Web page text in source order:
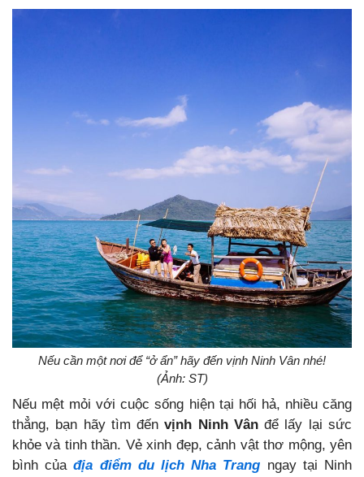
Nếu cần một nơi để “ở ẩn” hãy đến vịnh Ninh Vân nhé!
(Ảnh: ST)
Nếu mệt mỏi với cuộc sống hiện tại hối hả, nhiều căng
thẳng, bạn hãy tìm đếnvịnh Ninh Vânđể lấy lại sức
khỏe và tinh thần. Vẻ xinh đẹp, cảnh vật thơ mộng, yên
bình củađịa điểm du lịch Nha Trang ngay tại Ninh